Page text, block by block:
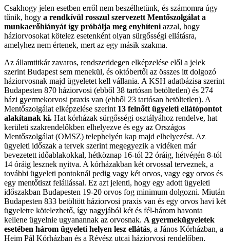
Csakhogy jelen esetben erről nem beszélhetünk, és számomra úgy
tűnik, hogy a rendkívül rosszul szervezett Mentőszolgálat a
munkaerőhiányát így próbálja meg enyhíteni azzal, hogy
háziorvosokat kötelez esetenként olyan sürgősségi ellátásra,
amelyhez nem értenek, mert az egy másik szakma.
Az államtitkár zavaros, rendszeridegen elképzelése elől a jelek
szerint Budapest sem menekül, és októbertől az összes itt dolgozó
háziorvosnak majd ügyeletet kell vállania. A KSH adatbázisa szerint
Budapesten 870 háziorvosi (ebből 38 tartósan betöltetlen) és 274
házi gyermekorvosi praxis van (ebből 23 tartósan betöltetlen). A
Mentőszolgálat elképzelése szerint 13 felnőtt ügyeleti ellátópontot
alakítanak ki. Hat kórházak sürgősségi osztályához rendelve, hat
kerületi szakrendelőkben elhelyezve és egy az Országos
Mentőszolgálat (OMSZ) telephelyén kap majd elhelyezést. Az
ügyeleti időszak a tervek szerint megegyezik a vidéken már
bevezetett időablakokkal, hétköznap 16-tól 22 óráig, hétvégén 8-tól
14 óráig lesznek nyitva. A kórházakban két orvossal terveznek, a
további ügyeleti pontoknál pedig vagy két orvos, vagy egy orvos és
egy mentőtiszt felállással. Ez azt jelenti, hogy egy adott ügyeleti
időszakban Budapesten 19-20 orvos fog minimum dolgozni. Miután
Budapesten 833 betöltött háziorvosi praxis van és egy orvos havi két
ügyeletre kötelezhető, így nagyjából két és fél-három havonta
kellene ügyelnie ugyanannak az orvosnak. A gyermekügyeletek
esetében három ügyeleti helyen lesz ellátás, a János Kórházban, a
Heim Pál Kórházban és a Révész utcai háziorvosi rendelőben,